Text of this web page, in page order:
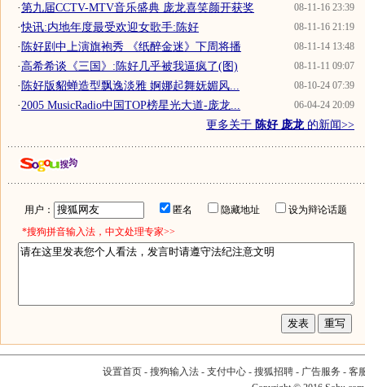
08-11-16 23:39
·第九届CCTV-MTV音乐盛典 庞龙喜笑颜开获奖
08-11-16 21:19
·快讯:内地年度最受欢迎女歌手:陈好
08-11-14 13:48
· 陈好剧中上演旗袍秀 《纸醉金迷》下周将播
08-11-11 09:07
·高希希谈《三国》:陈好几乎被我逼疯了(图)
08-10-24 07:39
· 陈好版貂蝉造型飘逸淡雅 婀娜起舞妩媚风...
06-04-24 20:09
·2005 MusicRadio中国TOP榜星光大道-庞龙...
更多关于 陈好 庞龙 的新闻>>
用户： 匿名 隐藏地址
设为辩论话题
*搜狗拼音输入法，中文处理专家>>
设置首页- 搜狗输入法- 支付中心- 搜狐招聘- 广告服务 - 客